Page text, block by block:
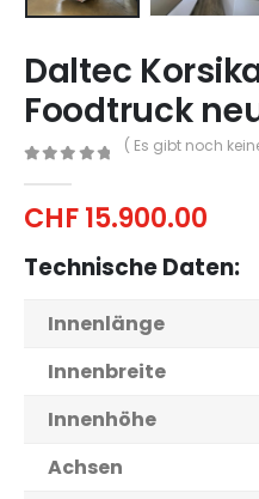
Daltec
Foodtruck
( Es gibt noch
CHF15.900.00
Technische Daten:
Innenlänge
Innenbreite
Innenhöhe
Achsen